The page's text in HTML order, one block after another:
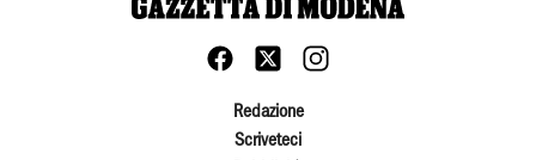
Redazione
Scriveteci